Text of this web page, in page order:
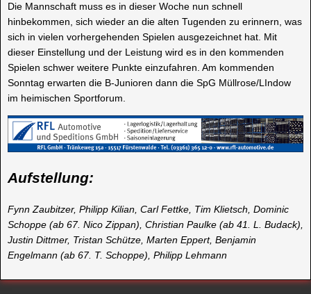
Die Mannschaft muss es in dieser Woche nun schnell
hinbekommen, sich wieder an die alten Tugenden zu erinnern, was
sich in vielen vorhergehenden Spielen ausgezeichnet hat. Mit
dieser Einstellung und der Leistung wird es in den kommenden
Spielen schwer weitere Punkte einzufahren. Am kommenden
Sonntag erwarten die B-Junioren dann die SpG Müllrose/LIndow
im heimischen Sportforum.
Aufstellung:
Fynn Zaubitzer, Philipp Kilian, Carl Fettke, Tim Klietsch, Dominic
Schoppe (ab 67. Nico Zippan), Christian Paulke (ab 41. L. Budack),
Justin Dittmer, Tristan Schütze, Marten Eppert, Benjamin
Engelmann (ab 67. T. Schoppe), Philipp Lehmann